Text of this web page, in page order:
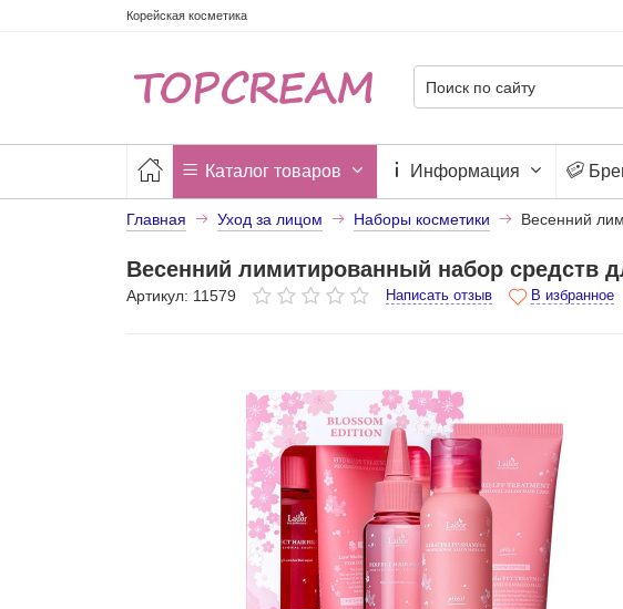
Корейская косметика
Каталог товаров Информация
Главная Уход за лицом Наборы косметики Весенний
Весенний лимитированный набор средств
Артикул: 11579 Написать отзыв В избранное